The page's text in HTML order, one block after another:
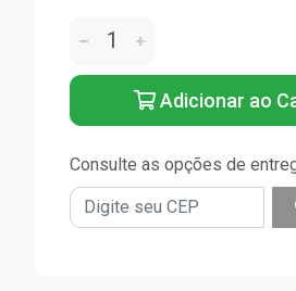
Adicionar ao
Consulte as opções de